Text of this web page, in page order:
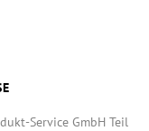
Service GmbH Teil